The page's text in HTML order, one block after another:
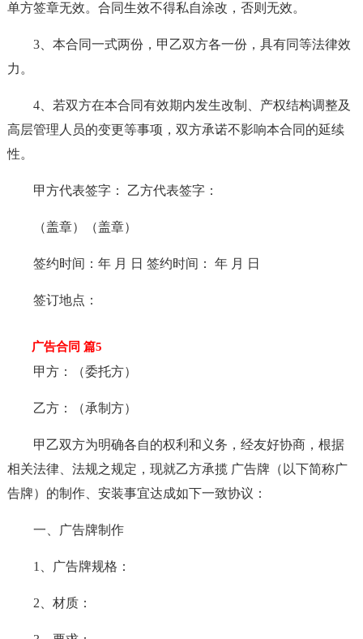
单方签章无效。合同生效不得私自涂改，否则无效。
3、本合同一式两份，甲乙双方各一份，具有同等法律效
力。
4、若双方在本合同有效期内发生改制、产权结构调整及
高层管理人员的变更等事项，双方承诺不影响本合同的延续
性。
甲方代表签字： 乙方代表签字：
（盖章）（盖章）
签约时间：年 月 日 签约时间： 年 月 日
签订地点：
广告合同 篇5
甲方：（委托方）
乙方：（承制方）
甲乙双方为明确各自的权利和义务，经友好协商，根据
相关法律、法规之规定，现就乙方承揽 广告牌（以下简称广
告牌）的制作、安装事宜达成如下一致协议：
一、广告牌制作
1、广告牌规格：
2、材质：